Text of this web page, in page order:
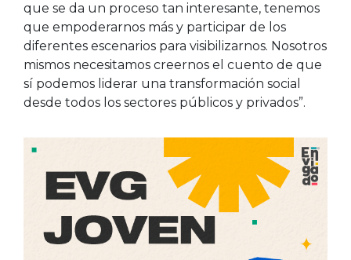
que se da un proceso tan interesante, tenemos
que empoderarnos más y participar de los
diferentes escenarios para visibilizarnos. Nosotros
mismos necesitamos creernos el cuento de que
sí podemos liderar una transformación social
desde todos los sectores públicos y privados”.